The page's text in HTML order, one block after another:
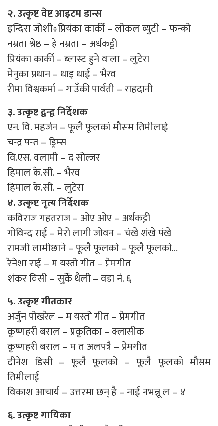
२. उत्कृष्ट वेष्ट आइटम डान्स
इन्दिरा जोशी÷प्रियंका कार्की – लोकल व्युटी – फन्को
नम्रता श्रेष्ठ – हे नम्रता – अर्धकट्टी
प्रियंका कार्की – ब्लास्ट हुने वाला – लुटेरा
मेनुका प्रधान – धाइ धाई – भैरव
रीमा विश्वकर्मा – गाउँकी पार्वती – राहदानी
३. उत्कृष्ट द्वन्द्व निर्देशक
एन. वि. महर्जन – फूलै फूलको मौसम तिमीलाई
चन्द्र पन्त – ड्रिम्स
वि.एस. वलामी – द सोल्जर
हिमाल के.सी. – भैरव
हिमाल के.सी. – लुटेरा
४. उत्कृष्ट नृत्य निर्देशक
कविराज गहतराज – ओए ओए – अर्धकट्टी
गोविन्द राई – मेरो लागी जोवन – चंखे शंखे पंखे
रामजी लामीछाने – फूलै फूलको – फूलै फूलको…
रेनेशा राई – म यस्तो गीत – प्रेमगीत
शंकर विसी – सुर्के थैली – वडा नं. ६
५. उत्कृष्ट गीतकार
अर्जुन पोखरेल – म यस्तो गीत – प्रेमगीत
कृष्णहरी बराल – प्रकृतिका – क्लासीक
कृष्णहरी बराल – म त अलपत्रै – प्रेमगीत
दीनेश डिसी – फूलै फूलको – फूलै फूलको मौसम
तिमीलाई
विकाश आचार्य – उत्तरमा छन् है – नाई नभन्नू ल – ४
६. उत्कृष्ट गायिका